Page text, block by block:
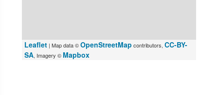
Leaflet | Map data ©OpenStreetMap contributors, CC-BY-
SA, Imagery © Mapbox